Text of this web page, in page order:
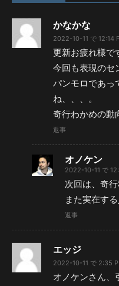
かなかな
2022-10-11 で 12:14
更新お疲れ様で
今回も表現のセ
パンモロであっ
ね、、、。
奇行わかめの動
返事
オノケン
2022-10-11 で
次回は、奇
また実在す
返事
エッジ
2022-10-11 で 2:35
オノケンさん、